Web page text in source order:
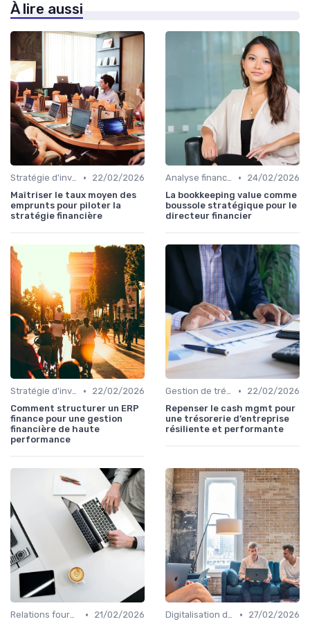
À lire aussi
Stratégie d'investissement •
22/02/2026
Maîtriser le taux moyen des
emprunts pour piloter la
stratégie financière
Analyse financière •
24/02/2026
La bookkeeping value comme
boussole stratégique pour le
directeur financier
Stratégie d'investissement •
22/02/2026
Comment structurer un ERP
finance pour une gestion
financière de haute
performance
Gestion de trésorerie •
22/02/2026
Repenser le cash mgmt pour
une trésorerie d’entreprise
résiliente et performante
Relations fournisseurs •
21/02/2026
Digitalisation des procédures •
27/02/2026